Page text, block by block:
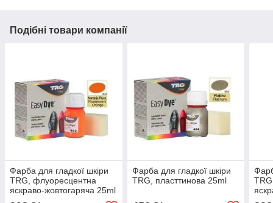
Подібні товари компанії
Фарба для гладкої шкіри
TRG, флуоресцентна
яскраво-жовтогаряча 25ml
Фарба для гладкої шкіри
TRG, пласттинова 25ml